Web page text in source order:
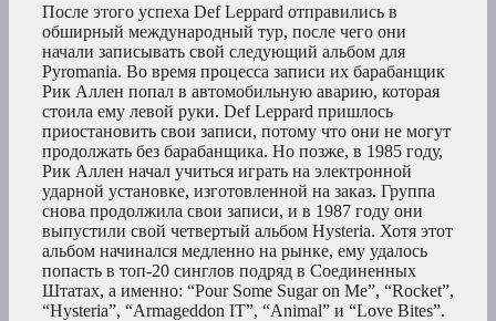
После этого успеха Def Leppard отправились в
обширный международный тур, после чего они
начали записывать свой следующий альбом для
Pyromania. Во время процесса записи их барабанщик
Рик Аллен попал в автомобильную аварию, которая
стоила ему левой руки. Def Leppard пришлось
приостановить свои записи, потому что они не могут
продолжать без барабанщика. Но позже, в 1985 году,
Рик Аллен начал учиться играть на электронной
ударной установке, изготовленной на заказ. Группа
снова продолжила свои записи, и в 1987 году они
выпустили свой четвертый альбом Hysteria. Хотя этот
альбом начинался медленно на рынке, ему удалось
попасть в топ-20 синглов подряд в Соединенных
Штатах, а именно: “Pour Some Sugar on Me”, “Rocket”,
“Hysteria”, “Armageddon IT”, “Animal” и “Love Bites”.